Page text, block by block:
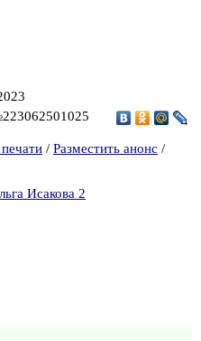
/ Разместить анонс /
Исакова 2